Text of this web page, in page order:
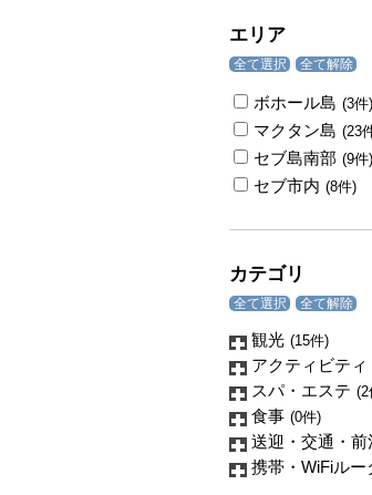
エリア
全て選択 全て解除
ボホール島 (3件)
マクタン島 (23
セブ島南部 (9件)
セブ市内 (8件)
カテゴリ
全て選択 全て解除
観光 (15件)
アクティビティ
スパ・エステ (2
食事 (0件)
送迎・交通・前
携帯・WiFiルー